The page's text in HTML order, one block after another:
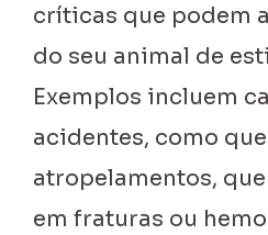
críticas que podem
do seu animal de
Exemplos incluem
acidentes, como
atropelamentos,
em fraturas ou